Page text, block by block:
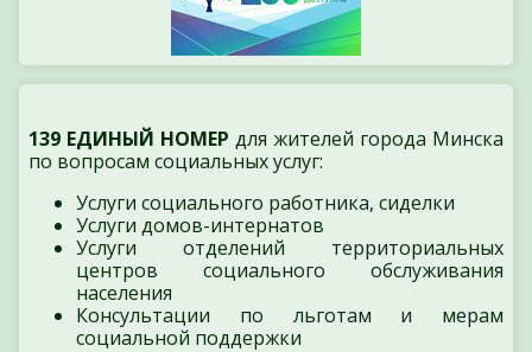
139 ЕДИНЫЙ НОМЕР для жителей города Минска
по вопросам социальных услуг:
Услуги социального работника, сиделки
Услуги домов-интернатов
Услуги отделений территориальных
центров социального обслуживания
населения
Консультации по льготам и мерам
социальной поддержки